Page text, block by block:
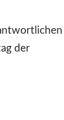
der